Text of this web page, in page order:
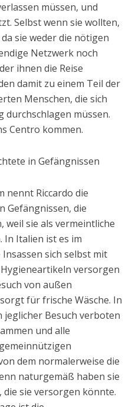
müssen, und
Selbst wenn sie wollten,
sie weder die nötigen
Netzwerk noch
ihnen die Reise
damit zu einem Teil der
Menschen, die sich
müssen.
Centro kommen.
in Gefängnissen
nennt Riccardo die
Gefängnissen, die
weil sie als vermeintliche
In Italien ist es im
sich selbst mit
versorgen
von außen
für frische Wäsche. In
jeglicher Besuch verboten
und alle
dem normalerweise die
naturgemäß haben sie
die sie versorgen könnte.